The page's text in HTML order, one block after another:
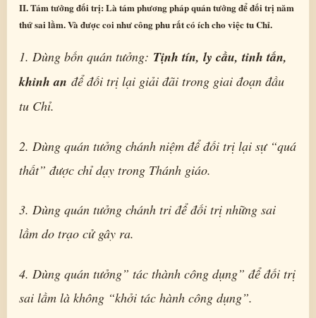
II. Tám tưởng đối trị: Là tám phương pháp quán tưởng để đối trị năm
thứ sai lầm. Và được coi như công phu rất có ích cho việc tu Chỉ.
1. Dùng bốn quán tưởng: Tịnh tín, ly cầu, tinh tấn,
khinh an để đối trị lại giải đãi trong giai đoạn đầu
tu Chỉ.
2. Dùng quán tưởng chánh niệm để đối trị lại sự “quá
thất” được chỉ dạy trong Thánh giáo.
3. Dùng quán tưởng chánh tri để đối trị những sai
lầm do trạo cử gây ra.
4. Dùng quán tưởng” tác thành công dụng” để đối trị
sai lầm là không “khởi tác hành công dụng”.